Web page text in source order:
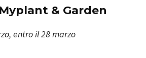
& Garden
entro il 28 marzo